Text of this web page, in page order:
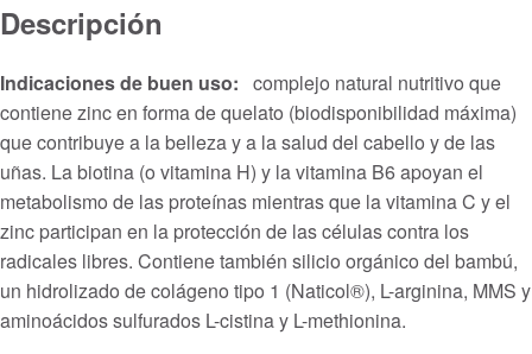
Descripción
Indicaciones de buen uso: complejo natural nutritivo que
contiene zinc en forma de quelato (biodisponibilidad máxima)
que contribuye a la belleza y a la salud del cabello y de las
uñas. La biotina (o vitamina H) y la vitamina B6 apoyan el
metabolismo de las proteínas mientras que la vitamina C y el
zinc participan en la protección de las células contra los
radicales libres. Contiene también silicio orgánico del bambú,
un hidrolizado de colágeno tipo 1 (Naticol®), L-arginina, MMS y
aminoácidos sulfurados L-cistina y L-methionina.